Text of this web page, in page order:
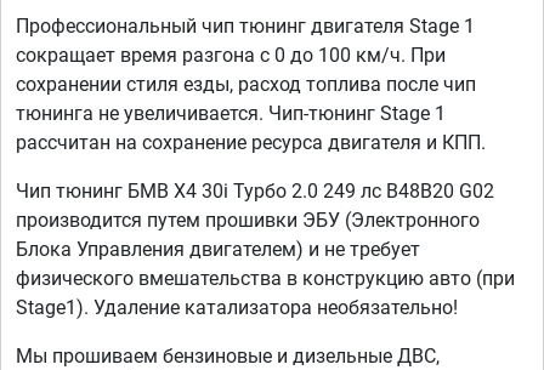
Профессиональный чип тюнинг двигателя Stage 1
сокращает время разгона с 0 до 100 км/ч. При
сохранении стиля езды, расход топлива после чип
тюнинга не увеличивается. Чип-тюнинг Stage 1
рассчитан на сохранение ресурса двигателя и КПП.
Чип тюнинг БМВ Х4 30i Турбо 2.0 249 лс B48B20 G02
производится путем прошивки ЭБУ (Электронного
Блока Управления двигателем) и не требует
физического вмешательства в конструкцию авто (при
Stage1). Удаление катализатора необязательно!
Мы прошиваем бензиновые и дизельные ДВС,